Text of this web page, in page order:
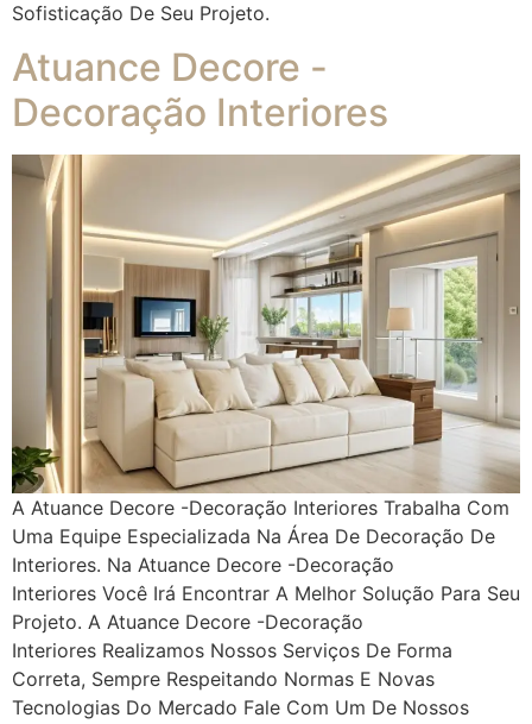
Sofisticação De Seu Projeto.
Atuance Decore -
Decoração Interiores
A Atuance Decore -Decoração Interiores Trabalha Com
Uma Equipe Especializada Na Área De Decoração De
Interiores. Na Atuance Decore -Decoração
Interiores Você Irá Encontrar A Melhor Solução Para Seu
Projeto. A Atuance Decore -Decoração
Interiores Realizamos Nossos Serviços De Forma
Correta, Sempre Respeitando Normas E Novas
Tecnologias Do Mercado Fale Com Um De Nossos